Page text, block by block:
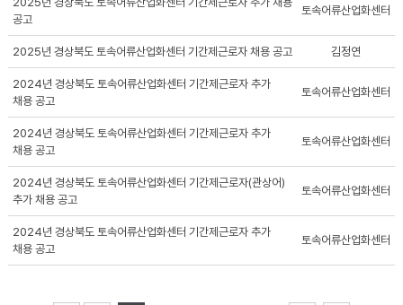
공고
토속어류산업화센터
2025년 경상북도 토속어류산업화센터 기간제근로자 채용 공고 김정연
2024년 경상북도 토속어류산업화센터 기간제근로자 추가
채용 공고
토속어류산업화센터
2024년 경상북도 토속어류산업화센터 기간제근로자 추가
채용 공고
토속어류산업화센터
2024년 경상북도 토속어류산업화센터 기간제근로자(관상어)
추가 채용 공고
토속어류산업화센터
2024년 경상북도 토속어류산업화센터 기간제근로자 추가
채용 공고
토속어류산업화센터